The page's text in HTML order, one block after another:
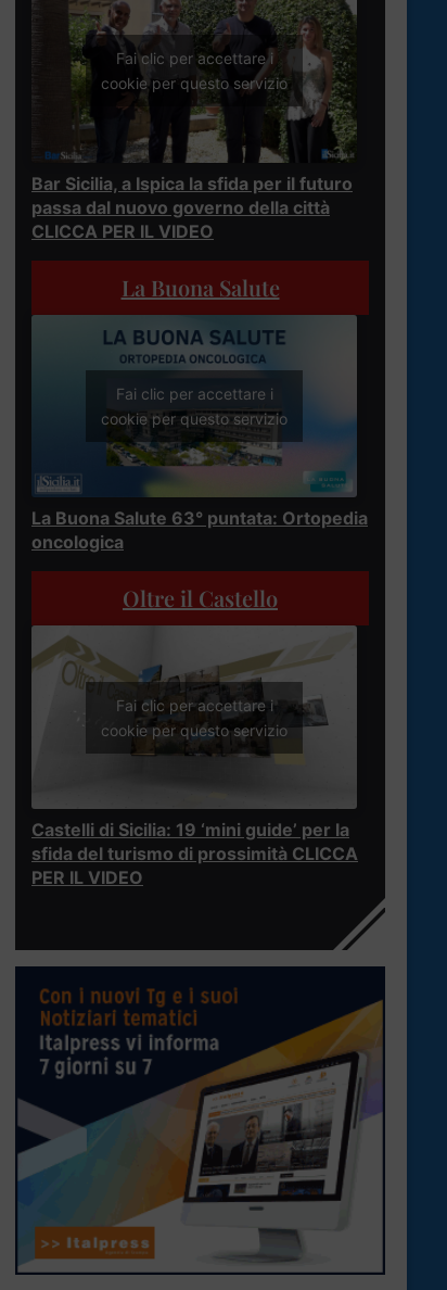
Fai clic per accettare i
cookie per questo servizio
Bar Sicilia, a Ispica la sfida per il futuro
passa dal nuovo governo della città
CLICCA PER IL VIDEO
La Buona Salute
Fai clic per accettare i
cookie per questo servizio
La Buona Salute 63° puntata: Ortopedia
oncologica
Oltre il Castello
Fai clic per accettare i
cookie per questo servizio
Castelli di Sicilia: 19 ‘mini guide’ per la
sfida del turismo di prossimità CLICCA
PER IL VIDEO